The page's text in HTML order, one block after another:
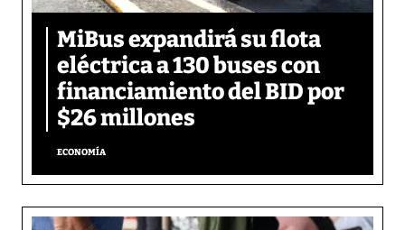
MiBus expandirá su flota
eléctrica a 130 buses con
financiamiento del BID por
$26 millones
ECONOMÍA